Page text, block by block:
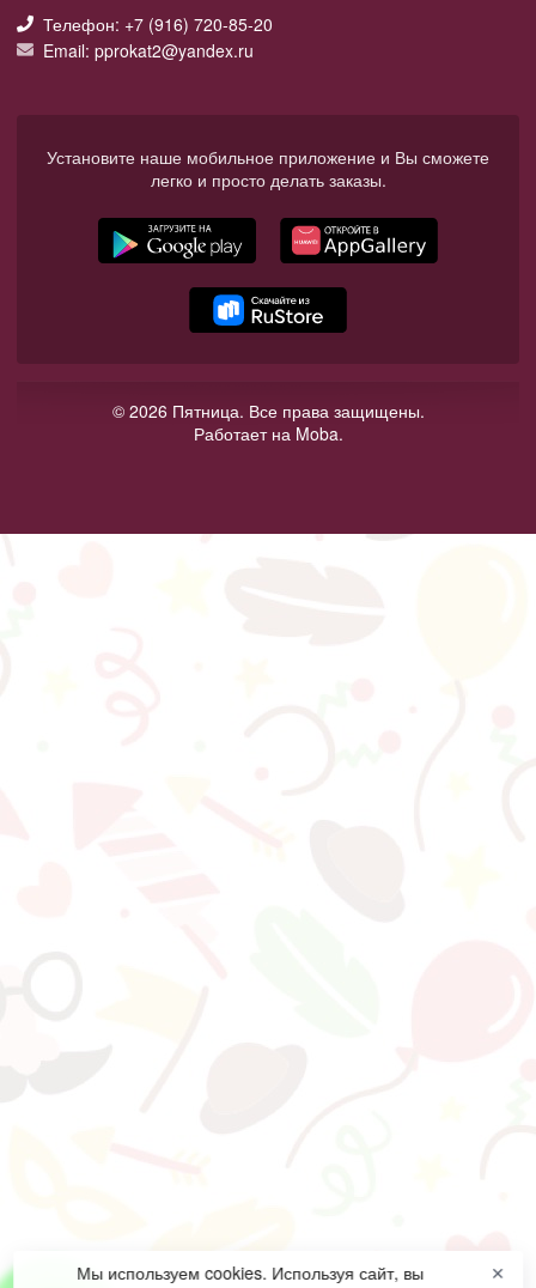
Телефон: +7 (916) 720-85-20
Email: pprokat2@yandex.ru
Установите наше мобильное приложение и Вы сможете
легко и просто делать заказы.
© 2026 Пятница. Все права защищены.
Работает на Moba.
Мы используем cookies. Используя сайт, вы
✕